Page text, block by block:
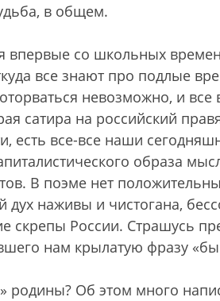
в общем.
впервые со школьных
все знают про подлые
невозможно, и все
сатира на российский
есть все-все наши
образа
В поэме нет
наживы и чистогана,
скрепы России. Страшусь
нам крылатую фразу
родины? Об этом много